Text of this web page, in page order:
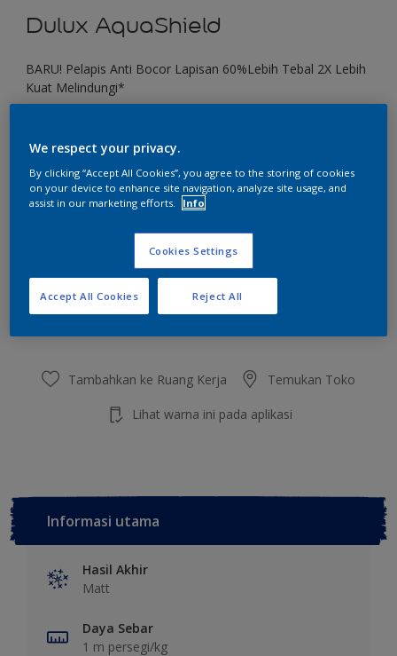
Dulux AquaShield
BARU! Pelapis Anti Bocor Lapisan 60%Lebih Tebal 2X Lebih
Kuat Melindungi*
Ukuran
4 KG
Jumlah Kalkulator cat
Hitung
Tambahkan ke Ruang Kerja Temukan Toko
Lihat warna ini pada aplikasi
Informasi utama
Hasil Akhir
Matt
Daya Sebar
1 m persegi/kg
We respect your privacy.
By clicking “Accept All Cookies”, you agree to the storing of cookies
on your device to enhance site navigation, analyze site usage, and
assist in our marketing efforts.
Info
Cookies Settings
Reject All
Accept All Cookies